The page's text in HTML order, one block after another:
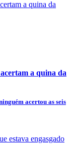
a quina da
acertou as seis